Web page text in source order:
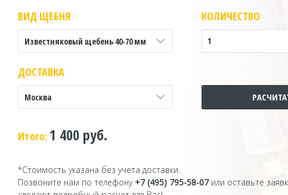
ВИД ЩЕБНЯ
Известняковый щебень 40-70 мм
ДОСТАВКА
Москва
Итого: 1 400 руб.
КОЛИЧЕСТВО
*Стоимость указана без учета доставки.
Позвоните нам по телефону +7 (495) 795-58-07или оставьте